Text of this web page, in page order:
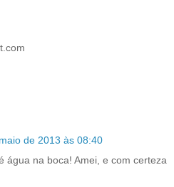
de 2013 às 08:40
água na boca! Amei, e com certeza